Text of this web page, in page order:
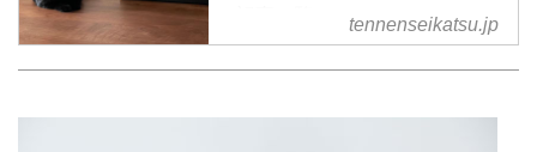
tennenseikatsu.jp